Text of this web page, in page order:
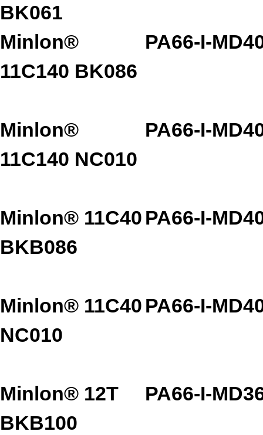
BK061
Minlon®
11C140 BK086
PA66-I-
Minlon®
11C140 NC010
PA66-I-
Minlon® 11C40
BKB086
PA66-I-
Minlon® 11C40
NC010
PA66-I-
Minlon® 12T
BKB100
PA66-I-